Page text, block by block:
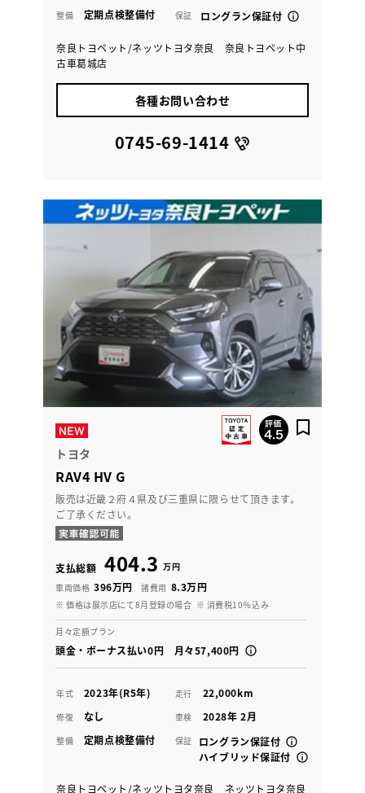
整備 定期点検整備付 保証 ロングラン保証付
奈良トヨペット/ネッツトヨタ奈良 奈良トヨペット中
古車葛城店
各種お問い合わせ
0745-69-1414
トヨタ
RAV4 HV G
販売は近畿２府４県及び三重県に限らせて頂きます。
ご了承ください。
支払総額 404.3 万円
車両価格 396万円 諸費用 8.3万円
※ 価格は展示店にて8月登録の場合 ※ 消費税10％込み
月々定額プラン
頭金・ボーナス払い0円 月々57,400円
年式 2023年(R5年) 走行 22,000km
修復 なし 車検 2028年 2月
整備 定期点検整備付 保証
ロングラン保証付
ハイブリッド保証付
奈良トヨペット/ネッツトヨタ奈良 ネッツトヨタ奈良